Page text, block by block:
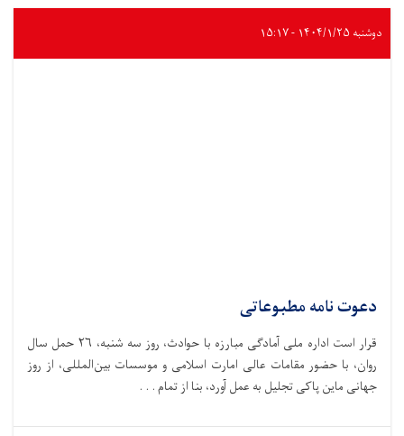
دوشنبه ۱۴۰۴/۱/۲۵ - ۱۵:۱۷
دعوت نامه مطبوعاتی
قرار است اداره ملی آمادگی مبارزه با حوادث،‌ روز سه شنبه، ۲۶ حمل سال
روان، با حضور مقامات عالی امارت اسلامی و موسسات بین‌المللی، از روز
جهانی ماین پاکی تجلیل به عمل آورد، بنا از تمام . . .